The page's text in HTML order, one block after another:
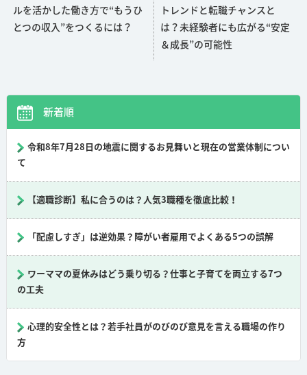
o
k
ルを活かした働き方で“もうひ
とつの収入”をつくるには？
トレンドと転職チャンスと
は？未経験者にも広がる“安定
＆成長”の可能性
新着順
令和8年7月28日の地震に関するお見舞いと現在の営業体制につい
て
【適職診断】私に合うのは？人気3職種を徹底比較！
「配慮しすぎ」は逆効果？障がい者雇用でよくある5つの誤解
ワーママの夏休みはどう乗り切る？仕事と子育てを両立する7つ
の工夫
心理的安全性とは？若手社員がのびのび意見を言える職場の作り
方